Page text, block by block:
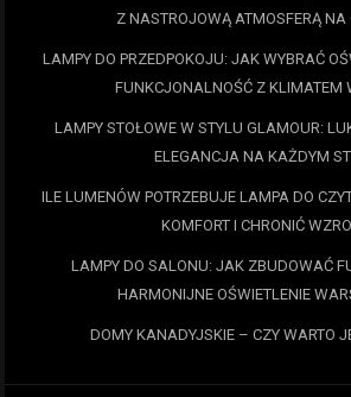
Z NASTROJOWĄ ATMOSFERĄ NA
LAMPY DO PRZEDPOKOJU: JAK WYBRAĆ
FUNKCJONALNOŚĆ Z KLIMATEM
LAMPY STOŁOWE W STYLU GLAMOUR:
ELEGANCJA NA KAŻDYM
ILE LUMENÓW POTRZEBUJE LAMPA DO
KOMFORT I CHRONIĆ
LAMPY DO SALONU: JAK ZBUDOWAĆ
HARMONIJNE OŚWIETLENIE
DOMY KANADYJSKIE – CZY WARTO